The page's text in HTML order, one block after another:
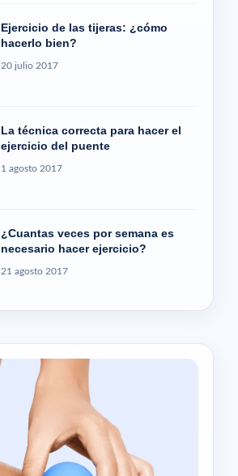
Ejercicio de las tijeras: ¿cómo
hacerlo bien?
20 julio 2017
La técnica correcta para hacer el
ejercicio del puente
1 agosto 2017
¿Cuantas veces por semana es
necesario hacer ejercicio?
21 agosto 2017